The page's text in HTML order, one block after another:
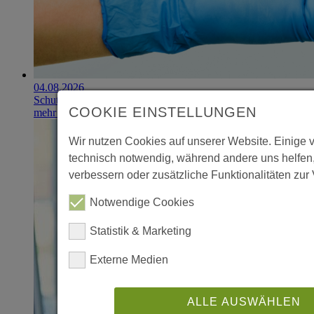
04.08.2026
Schutzhandschuhe erzielen 900.000-Euro-Exit
mehr erfahrenCOOKIE EINSTELLUNGEN
Wir nutzen Cookies auf unserer Website. Einige
technisch notwendig, während andere uns
verbessern oder zusätzliche Funktionalitäten zur
Notwendige Cookies
Statistik & Marketing
Externe Medien
ALLE AUSWÄHLEN